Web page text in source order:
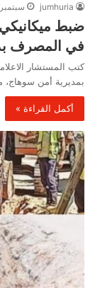
jumhuria سبتمبر 30, 2023
ضبط
في المصرف
كتب المستشار
بمديرية أمن
أكمل القراءة »